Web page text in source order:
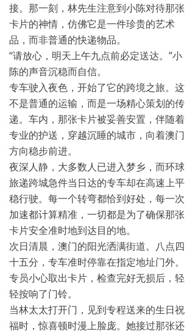
接。那一刻，林先生注意到小陈对待那张
卡片的神情，仿佛它是一件珍贵的艺术
品，而非普通的快递物品。
“请放心，明天上午九点前必定送达。”小
陈的声音沉稳而自信。
专车驶入夜色，开始了它的跨境之旅。这
不是普通的运输，而是一场精心策划的传
递。车内，那张卡片被妥善安置，伴随着
专业的护送，穿越沉睡的城市，向着澳门
方向稳步前进。
夜深人静，大多数人已进入梦乡，而环球
旅递跨城急件当日达的专车却在高速上平
稳行驶。每一个转弯都恰到好处，每一次
加速都计算精准，一切都是为了确保那张
卡片安全准时地到达目的地。
次日清晨，澳门的阳光洒满街道。八点四
十五分，专车准时停靠在指定地址门外。
专员小心取出卡片，检查完好无损后，轻
轻按响了门铃。
当林太太打开门，见到专程送来的生日祝
福时，惊喜顿时漫上脸庞。她接过那张还